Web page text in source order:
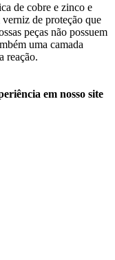
de cobre e zinco e
verniz de proteção que
peças não possuem
uma camada
reação.
em nosso site